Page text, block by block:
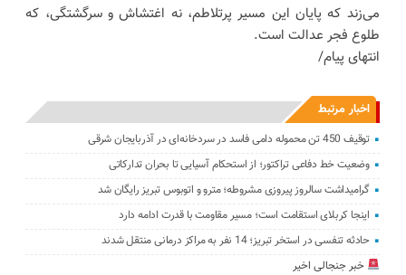
می‌زند که پایان این مسیر پرتلاطم، نه اغتشاش و سرگشتگی، که
طلوع فجر عدالت است.
انتهای پیام/
اخبار مرتبط
توقیف 450 تن محموله دامی فاسد در سردخانه‌ای در آذربایجان شرقی
وضعیت خط دفاعی تراکتور؛ از استحکام آسیایی تا بحران تدارکاتی
گرامیداشت سالروز پیروزی مشروطه؛ مترو و اتوبوس تبریز رایگان شد
اینجا کربلای استقامت است؛ مسیر مقاومت با قدرت ادامه دارد
حادثه تنفسی در استخر تبریز؛ 14 نفر به مراکز درمانی منتقل شدند
خبر جنجالی اخیر